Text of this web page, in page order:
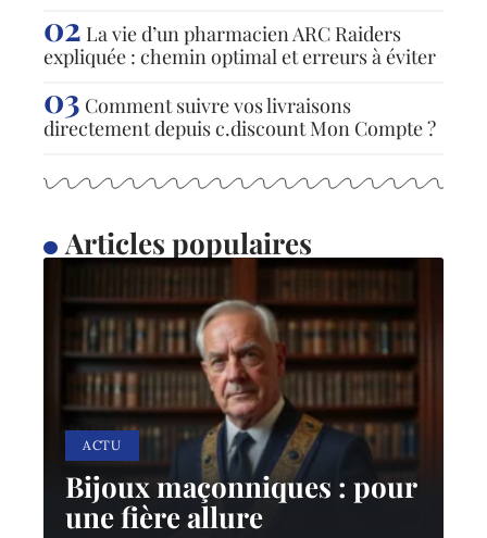
La vie d’un pharmacien ARC Raiders
expliquée : chemin optimal et erreurs à éviter
Comment suivre vos livraisons
directement depuis c.discount Mon Compte ?
Articles populaires
ACTU
Bijoux maçonniques : pour
une fière allure